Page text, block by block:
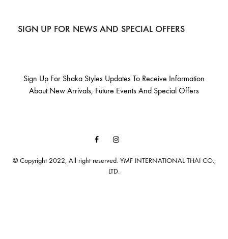
SIGN UP FOR NEWS AND SPECIAL OFFERS
Sign Up For Shaka Styles Updates To Receive Information
About New Arrivals, Future Events And Special Offers
© Copyright 2022, All right reserved. YMF INTERNATIONAL THAI CO.,
LTD.
FacebookInstagram